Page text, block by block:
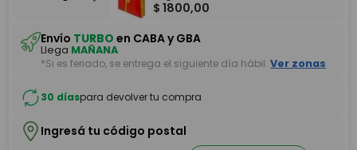
$ 1800,00
Envío TURBO en CABA y GBA
Llega MAÑANA
*Si es feriado, se entrega el siguiente día hábil. Ver zonas
30 díaspara devolver tu compra
Ingresá tu código postal